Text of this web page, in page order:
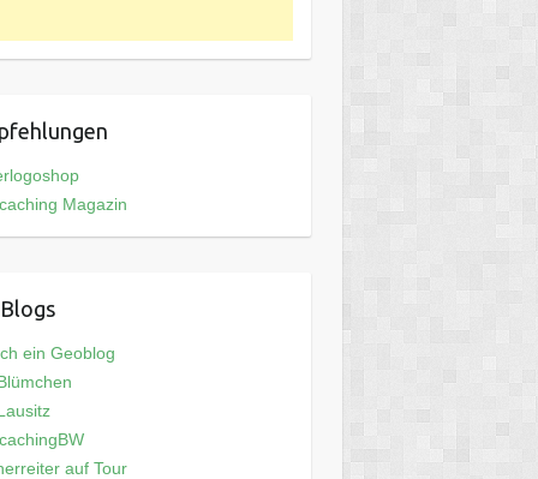
Magazin
ein Geoblog
auf Tour